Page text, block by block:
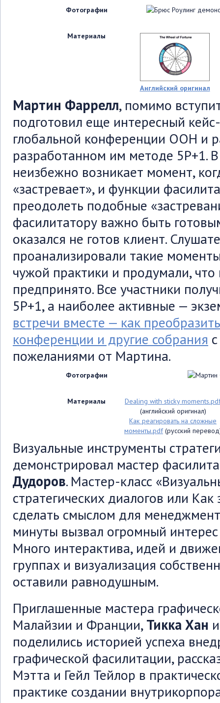
Фотографии
Материалы
Английский оригинал
Мартин Фаррелл, помимо
подготовил еще интересный
глобальной конференции ООН и
разработанном им методе 5Р+1.
неизбежно возникает момент,
«застревает», и функции
преодолеть подобные
фасилитатору важно быть
оказался не готов клиент.
проанализировали такие
чужой практики и продумали,
предпринято. Все участники
5P+1, а наиболее активные —
встречи вместе — как
конференции и другие собрания
пожеланиями от Мартина.
Фотографии
Материалы
Dealing with sticky
(английский оригинал)
Как реагировать на сложные
моменты.pdf(русский
Визуальные инструменты
демонстрировал мастер
Дудоров. Мастер-класс
стратегических диалогов или
сделать смыслом для
минуты вызвал огромный
Много интерактива, идей и
группах и визуализация
оставили равнодушным.
Приглашенные мастера
Малайзии и Франции,Тикка Хан
поделились историей успеха
графической фасилитации,
Мэтта и Гейл Тейлор в
практике создании